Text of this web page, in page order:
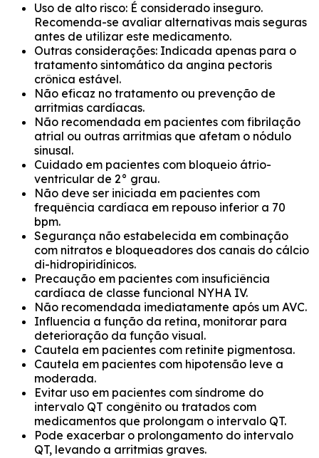
Uso de alto risco: É considerado inseguro.
Recomenda-se avaliar alternativas mais seguras
antes de utilizar este medicamento.
Outras considerações: Indicada apenas para o
tratamento sintomático da angina pectoris
crônica estável.
Não eficaz no tratamento ou prevenção de
arritmias cardíacas.
Não recomendada em pacientes com fibrilação
atrial ou outras arritmias que afetam o nódulo
sinusal.
Cuidado em pacientes com bloqueio átrio-
ventricular de 2° grau.
Não deve ser iniciada em pacientes com
frequência cardíaca em repouso inferior a 70
bpm.
Segurança não estabelecida em combinação
com nitratos e bloqueadores dos canais do cálcio
di-hidropiridínicos.
Precaução em pacientes com insuficiência
cardíaca de classe funcional NYHA IV.
Não recomendada imediatamente após um AVC.
Influencia a função da retina, monitorar para
deterioração da função visual.
Cautela em pacientes com retinite pigmentosa.
Cautela em pacientes com hipotensão leve a
moderada.
Evitar uso em pacientes com síndrome do
intervalo QT congênito ou tratados com
medicamentos que prolongam o intervalo QT.
Pode exacerbar o prolongamento do intervalo
QT, levando a arritmias graves.